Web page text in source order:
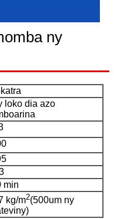
ny
loko dia azo
min
kg/m2(500um ny